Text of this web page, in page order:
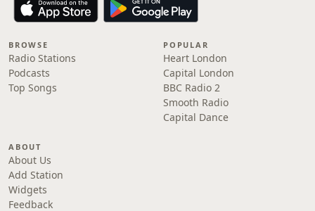
BROWSE
Radio Stations
Podcasts
Top Songs
POPULAR
Heart London
Capital London
BBC Radio 2
Smooth Radio
Capital Dance
ABOUT
About Us
Add Station
Widgets
Feedback